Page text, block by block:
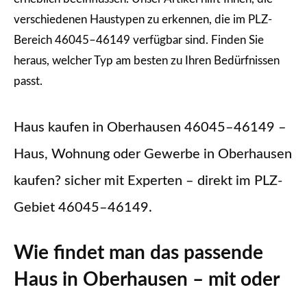
verschiedenen Haustypen zu erkennen, die im PLZ-
Bereich 46045–46149 verfügbar sind. Finden Sie
heraus, welcher Typ am besten zu Ihren Bedürfnissen
passt.
Haus kaufen in Oberhausen 46045–46149 –
Haus, Wohnung oder Gewerbe in Oberhausen
kaufen? sicher mit Experten – direkt im PLZ-
Gebiet 46045–46149.
Wie findet man das passende
Haus in Oberhausen – mit oder